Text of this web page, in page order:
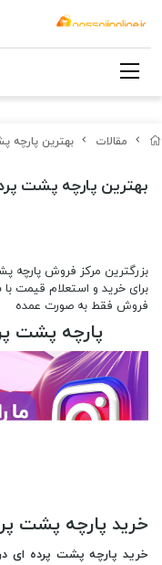
مقالات بهترین پارچه
بهترین پارچه پشت
بزرگترین مرکز فروش پارچه
برای خرید و استعلام قیمت با شماره 09132296135 تماس
فروش فقط به صورت عمده
پارچه پشت
خرید پارچه پشت
خرید پارچه پشت پرده ای